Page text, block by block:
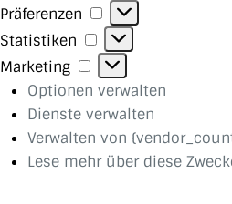
Präferenzen
Präferenzen
Statistiken
Statistiken
Marketing
Marketing
Optionen verwalten
Dienste verwalten
Verwalten von
Lese mehr über diese